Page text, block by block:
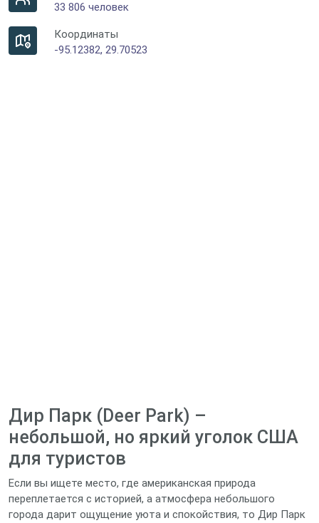
33 806 человек
Координаты
-95.12382, 29.70523
Дир Парк (Deer Park) –
небольшой, но яркий уголок США
для туристов
Если вы ищете место, где американская природа
переплетается с историей, а атмосфера небольшого
города дарит ощущение уюта и спокойствия, то Дир Парк